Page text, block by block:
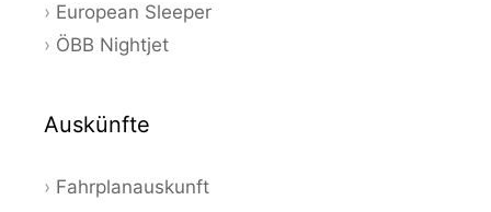
European Sleeper
ÖBB Nightjet
Auskünfte
Fahrplanauskunft